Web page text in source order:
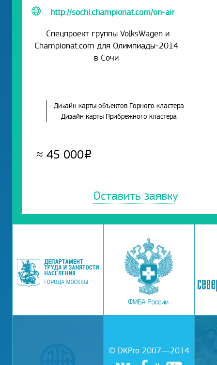
http://sochi.championat.com/on-air
Спецпроект группы VolksWagen и
Championat.com для Олимпиады-2014
в Сочи
Дизайн карты объектов Горного кластера
Дизайн карты Прибрежного кластера
≈ 45 000Р
Оставить заявку
© DKPro 2007—2014